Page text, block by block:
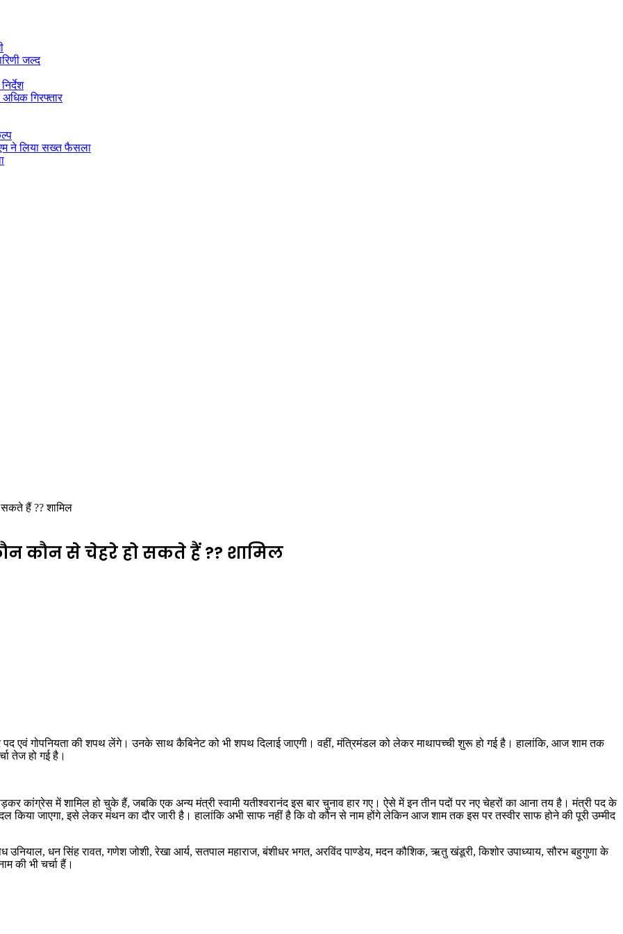
जल्द
गिरफ्तार
ने लिया सख्त फैसला
हैं ?? शामिल
कौन से चेहरे हो सकते हैं ?? शामिल
पद एवं गोपनियता की शपथ लेंगे। उनके साथ कैबिनेट को भी शपथ दिलाई जाएगी। वहीं, मंत्रिमंडल को लेकर माथापच्ची शुरू हो गई है। हालांकि, आज शाम तक
तेज हो गई है।
कांग्रेस में शामिल हो चुके हैं, जबकि एक अन्य मंत्री स्वामी यतीश्वरानंद इस बार चुनाव हार गए। ऐसे में इन तीन पदों पर नए चेहरों का आना तय है। मंत्री पद के
किया जाएगा, इसे लेकर मंथन का दौर जारी है। हालांकि अभी साफ नहीं है कि वो कौन से नाम होंगे लेकिन आज शाम तक इस पर तस्वीर साफ होने की पूरी उम्मीद
धन सिंह रावत, गणेश जोशी, रेखा आर्य, सतपाल महाराज, बंशीधर भगत, अरविंद पाण्डेय, मदन कौशिक, ऋतु खंडूरी, किशोर उपाध्याय, सौरभ बहुगुणा के
की भी चर्चा हैं।